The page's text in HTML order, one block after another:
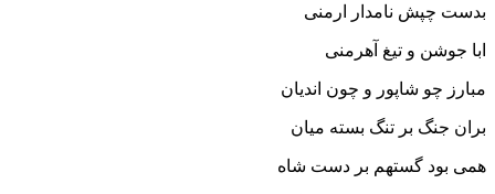
بدست چپش نامدار ارمنى
ابا جوشن و تیغ آهرمنى‏
مبارز چو شاپور و چون اندیان
بران جنگ بر تنگ بسته میان‏
همى بود گستهم بر دست شاه